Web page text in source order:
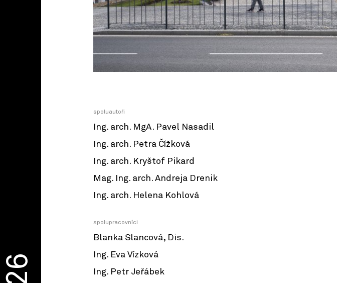
spoluautoři
Ing. arch. MgA. Pavel Nasadil
Ing. arch. Petra Čížková
Ing. arch. Kryštof Pikard
Mag. Ing. arch. Andreja Drenik
Ing. arch. Helena Kohlová
spolupracovníci
Blanka Slancová, Dis.
Ing. Eva Vízková
Ing. Petr Jeřábek